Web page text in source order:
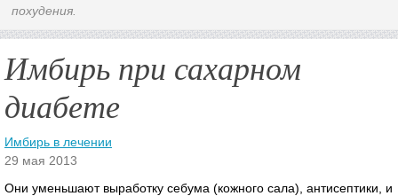
похудения.
Имбирь при сахарном
диабете
Имбирь в лечении
29 мая 2013
Они уменьшают выработку себума (кожного сала), антисептики, и